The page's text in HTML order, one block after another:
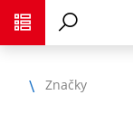
Značky